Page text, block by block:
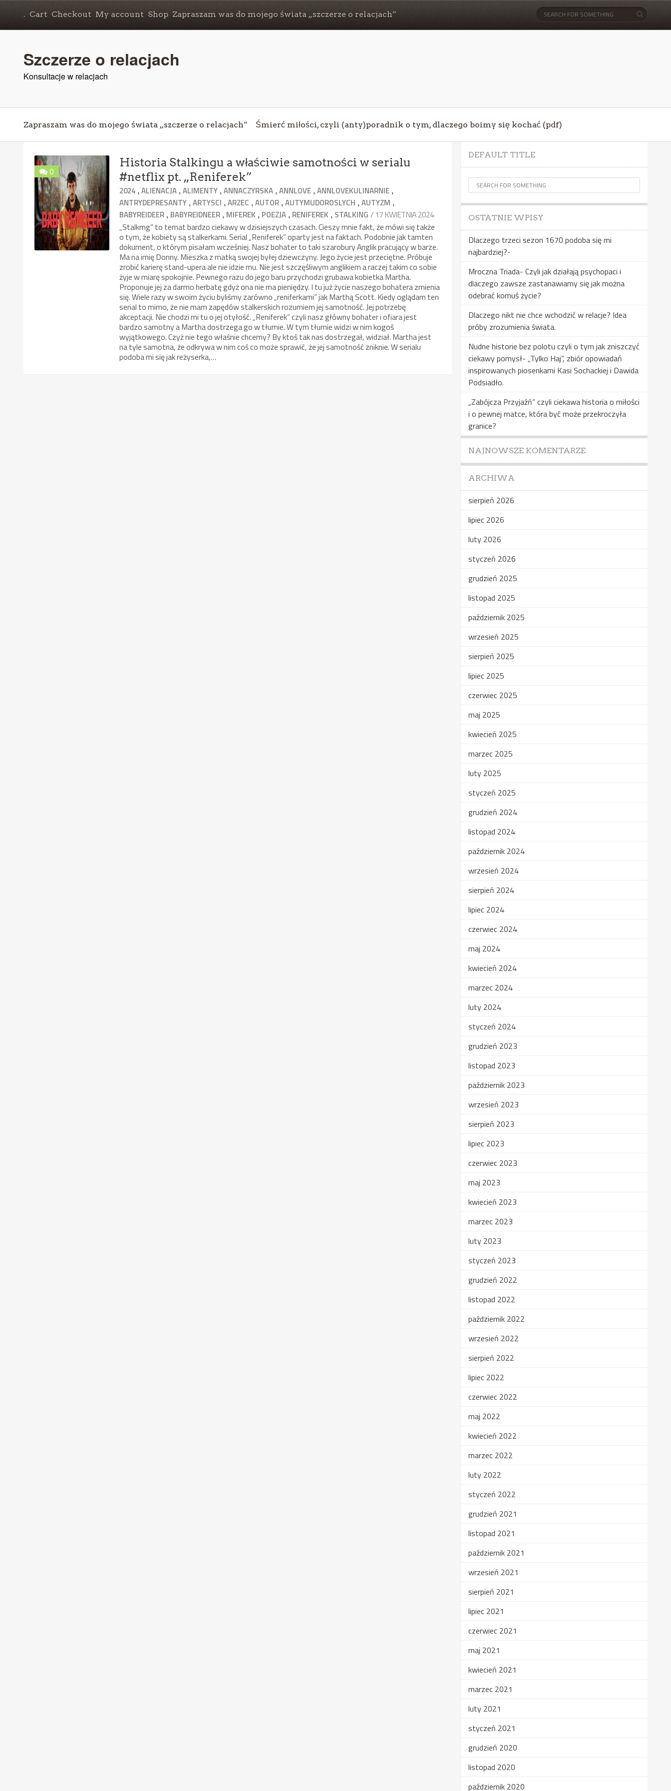
. Cart Checkout My account Shop Zapraszam was do mojego świata „szczerze o relacjach”
Szczerze o relacjach
Konsultacje w relacjach
Zapraszam was do mojego świata „szczerze o relacjach” Śmierć miłości, czyli (anty)poradnik o tym, dlaczego boimy się kochać (pdf)
0
Historia Stalkingu a właściwie samotności w serialu
#netflix pt. „Reniferek”
2024 ,ALIENACJA ,ALIMENTY ,ANNACZYRSKA ,ANNLOVE ,ANNLOVEKULINARNIE ,
ANTRYDEPRESANTY ,ARTYSCI ,ARZEC ,AUTOR ,AUTYMUDOROSLYCH ,AUTYZM ,
BABYREIDEER , BABYREIDNEER , MIFEREK , POEZJA , RENIFEREK , STALKING / 17 KWIETNIA 2024
„Stalkmg” to temat bardzo ciekawy w dzisiejszych czasach. Cieszy mnie fakt, że mówi się także
o tym, że kobiety są stalkerkami. Serial „Reniferek” oparty jest na faktach. Podobnie jak tamten
dokument, o którym pisałam wcześniej. Nasz bohater to taki szarobury Anglik pracujący w barze.
Ma na imię Donny. Mieszka z matką swojej byłej dziewczyny. Jego życie jest przeciętne. Próbuje
zrobić karierę stand-upera ale nie idzie mu. Nie jest szczęśliwym anglikiem a raczej takim co sobie
żyje w miarę spokojnie. Pewnego razu do jego baru przychodzi grubawa kobietka Martha.
Proponuje jej za darmo herbatę gdyż ona nie ma pieniędzy. I tu już życie naszego bohatera zmienia
się. Wiele razy w swoim życiu byliśmy zarówno „reniferkami” jak Marthą Scott. Kiedy oglądam ten
serial to mimo, że nie mam zapędów stalkerskich rozumiem jej samotność. Jej potrzebę
akceptacji. Nie chodzi mi tu o jej otyłość. „Reniferek” czyli nasz główny bohater i ofiara jest
bardzo samotny a Martha dostrzega go w tłumie. W tym tłumie widzi w nim kogoś
wyjątkowego. Czyż nie tego właśnie chcemy? By ktoś tak nas dostrzegał, widział. Martha jest
na tyle samotna, że odkrywa w nim coś co może sprawić, że jej samotność zniknie. W serialu
podoba mi się jak reżyserka,…
DEFAULT TITLE
OSTATNIE WPISY
Dlaczego trzeci sezon 1670 podoba się mi
najbardziej?-
Mroczna Triada- Czyli jak działają psychopaci i
dlaczego zawsze zastanawiamy się jak można
odebrać komuś życie?
Dlaczego nikt nie chce wchodzić w relacje? Idea
próby zrozumienia świata.
Nudne historie bez polotu czyli o tym jak zniszczyć
ciekawy pomysł- „Tylko Haj”, zbiór opowiadań
inspirowanych piosenkami Kasi Sochackiej i Dawida
Podsiadło.
„Zabójcza Przyjaźń” czyli ciekawa historia o miłości
i o pewnej matce, która być może przekroczyła
granice?
NAJNOWSZE KOMENTARZE
ARCHIWA
sierpień 2026
lipiec 2026
luty 2026
styczeń 2026
grudzień 2025
listopad 2025
październik 2025
wrzesień 2025
sierpień 2025
lipiec 2025
czerwiec 2025
maj 2025
kwiecień 2025
marzec 2025
luty 2025
styczeń 2025
grudzień 2024
listopad 2024
październik 2024
wrzesień 2024
sierpień 2024
lipiec 2024
czerwiec 2024
maj 2024
kwiecień 2024
marzec 2024
luty 2024
styczeń 2024
grudzień 2023
listopad 2023
październik 2023
wrzesień 2023
sierpień 2023
lipiec 2023
czerwiec 2023
maj 2023
kwiecień 2023
marzec 2023
luty 2023
styczeń 2023
grudzień 2022
listopad 2022
październik 2022
wrzesień 2022
sierpień 2022
lipiec 2022
czerwiec 2022
maj 2022
kwiecień 2022
marzec 2022
luty 2022
styczeń 2022
grudzień 2021
listopad 2021
październik 2021
wrzesień 2021
sierpień 2021
lipiec 2021
czerwiec 2021
maj 2021
kwiecień 2021
marzec 2021
luty 2021
styczeń 2021
grudzień 2020
listopad 2020
październik 2020